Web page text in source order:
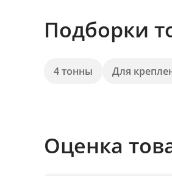
Подборки
4 тонны Для
Оценка